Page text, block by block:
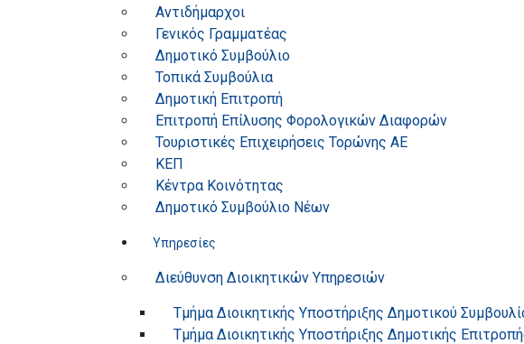
Αντιδήμαρχοι
Γενικός Γραμματέας
Δημοτικό Συμβούλιο
Τοπικά Συμβούλια
Δημοτική Επιτροπή
Επιτροπή Επίλυσης Φορολογικών Διαφορών
Τουριστικές Επιχειρήσεις Τορώνης ΑΕ
ΚΕΠ
Κέντρα Κοινότητας
Δημοτικό Συμβούλιο Νέων
Υπηρεσίες
Διεύθυνση Διοικητικών Υπηρεσιών
Τμήμα Διοικητικής Υποστήριξης Δημοτικού
Τμήμα Διοικητικής Υποστήριξης Δημοτικής